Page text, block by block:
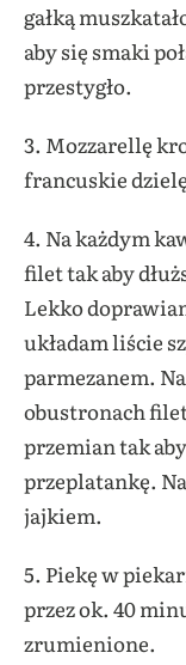
gałką
aby się smaki
przestygło.
3. Mozzarellę
francuskie
4. Na każdym
filet tak aby
Lekko
układam liście
parmezanem.
obustronach
przemian tak
przeplatankę.
jajkiem.
5. Piekę w
przez ok. 40
zrumienione.